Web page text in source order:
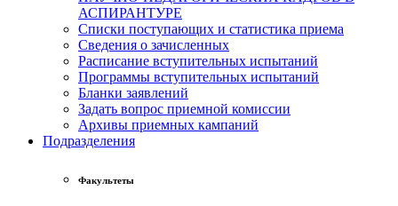
АСПИРАНТУРЕ
Списки поступающих и статистика приема
Сведения о зачисленных
Расписание вступительных испытаний
Программы вступительных испытаний
Бланки заявлений
Задать вопрос приемной комиссии
Архивы приемных кампаний
Подразделения
Факультеты